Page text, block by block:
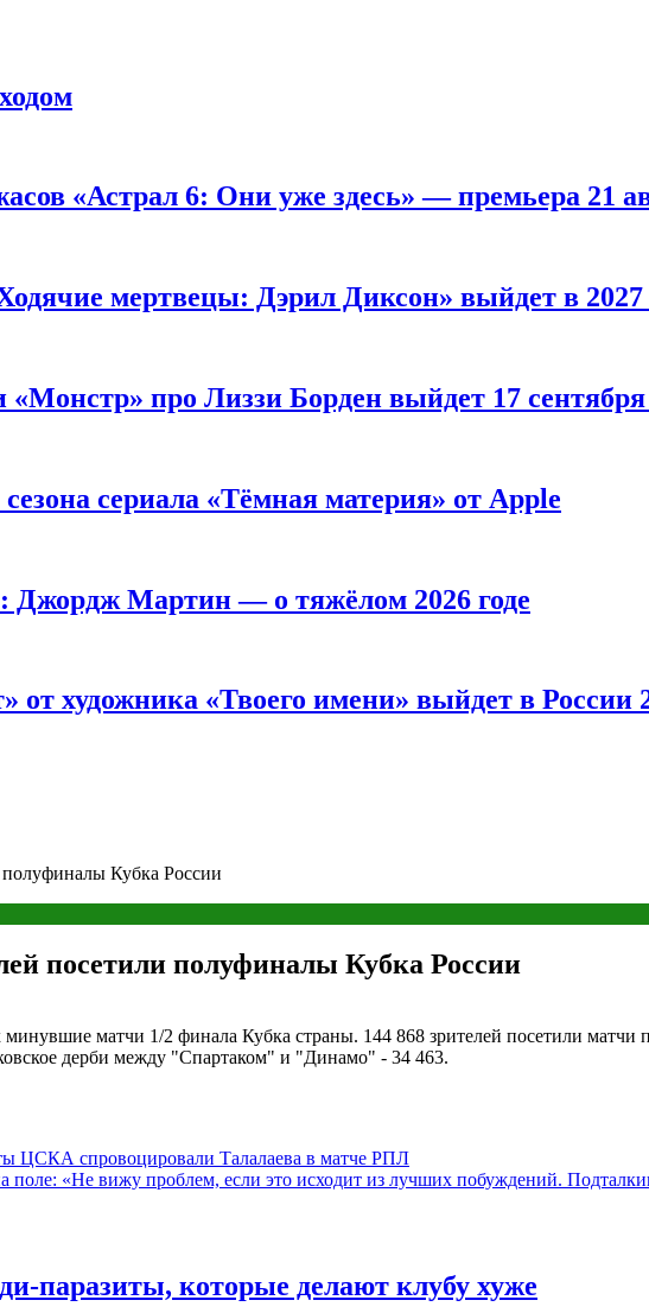
«Астрал 6: Они уже здесь» — премьера 21
мертвецы: Дэрил Диксон» выйдет в 2027
«Монстр» про Лиззи Борден выйдет 17
сериала «Тёмная материя» от Apple
Джордж Мартин — о тяжёлом 2026 годе
от художника «Твоего имени» выйдет в России
полуфиналы Кубка России
посетили полуфиналы Кубка России
матчи 1/2 финала Кубка страны. 144 868 зрителей посетили
дерби между "Спартаком" и "Динамо" - 34 463.
ЦСКА спровоцировали Талалаева в матче РПЛ
поле: «Не вижу проблем, если это исходит из лучших побуждений.
паразиты, которые делают клубу хуже